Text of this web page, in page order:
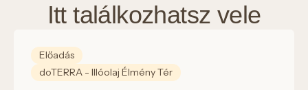
Itt találkozhatsz vele
Előadás
doTERRA - Illóolaj Élmény Tér